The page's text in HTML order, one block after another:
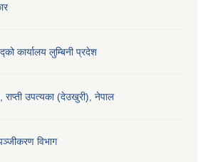
कार्यालय लुम्बिनी प्रदेश
राप्ती उपत्यका (देउखुरी), नेपाल
विभाग